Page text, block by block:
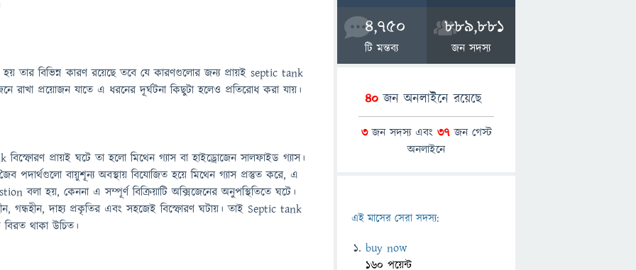
হয় তার বিভিন্ন কারণ রয়েছে তবে যে কারণগুলোর জন্য প্রায়ই septic tank
রাখা প্রয়োজন যাতে এ ধরনের দূর্ঘটনা কিছুটা হলেও প্রতিরোধ করা যায়।
প্রায়ই ঘটে তা হলো মিথেন গ্যাস বা হাইড্রোজেন সালফাইড গ্যাস।
পদার্থগুলো বায়ুশূন্য অবস্থায় বিযোজিত হয়ে মিথেন গ্যাস প্রস্তুত করে, এ
বলা হয়, কেননা এ সম্পূর্ণ বিক্রিয়াটি অক্সিজেনের অনুপস্থিতিতে ঘটে।
গন্ধহীন, দাহ্য প্রকৃতির এবং সহজেই বিস্ফোরণ ঘটায়। তাই Septic tank
থাকা উচিত।
4,750
টি মন্তব্য
889,881
জন সদস্য
40 জন অনলাইনে রয়েছে
3জন সদস্য এবং 37জন গেস্ট
অনলাইনে
এই মাসের সেরা সদস্য:
buy now
160 পয়েন্ট